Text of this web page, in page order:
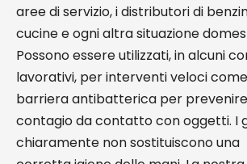
aree di servizio, i distributori di
cucine e ogni altra situazione
Possono essere utilizzati, in alcuni
lavorativi, per interventi veloci come
barriera antibatterica per
contagio da contatto con oggetti. I
chiaramente non sostituiscono una